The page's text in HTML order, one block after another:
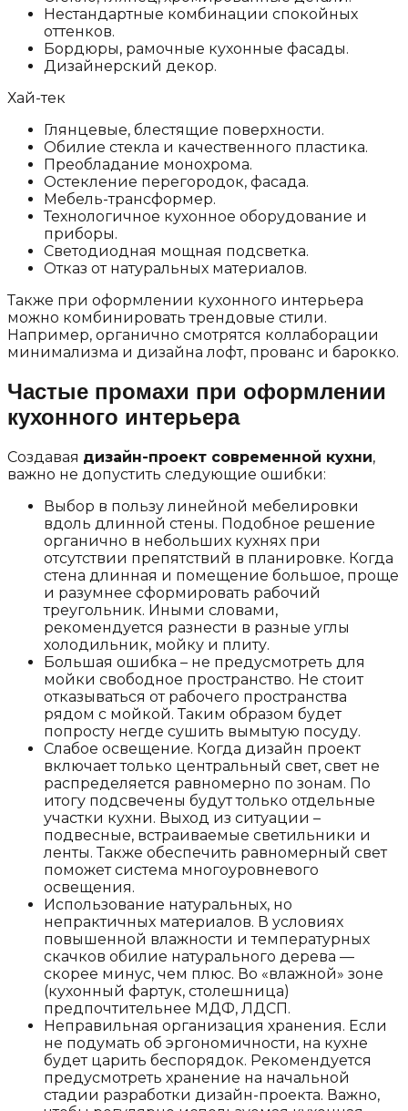
Нестандартные комбинации спокойных
оттенков.
Бордюры, рамочные кухонные фасады.
Дизайнерский декор.
Хай-тек
Глянцевые, блестящие поверхности.
Обилие стекла и качественного пластика.
Преобладание монохрома.
Остекление перегородок, фасада.
Мебель-трансформер.
Технологичное кухонное оборудование и
приборы.
Светодиодная мощная подсветка.
Отказ от натуральных материалов.
Также при оформлении кухонного интерьера
можно комбинировать трендовые стили.
Например, органично смотрятся коллаборации
минимализма и дизайна лофт, прованс и барокко.
Частые промахи при оформлении
кухонного интерьера
Создавая дизайн-проект современной кухни,
важно не допустить следующие ошибки:
Выбор в пользу линейной мебелировки
вдоль длинной стены. Подобное решение
органично в небольших кухнях при
отсутствии препятствий в планировке. Когда
стена длинная и помещение большое, проще
и разумнее сформировать рабочий
треугольник. Иными словами,
рекомендуется разнести в разные углы
холодильник, мойку и плиту.
Большая ошибка – не предусмотреть для
мойки свободное пространство. Не стоит
отказываться от рабочего пространства
рядом с мойкой. Таким образом будет
попросту негде сушить вымытую посуду.
Слабое освещение. Когда дизайн проект
включает только центральный свет, свет не
распределяется равномерно по зонам. По
итогу подсвечены будут только отдельные
участки кухни. Выход из ситуации –
подвесные, встраиваемые светильники и
ленты. Также обеспечить равномерный свет
поможет система многоуровневого
освещения.
Использование натуральных, но
непрактичных материалов. В условиях
повышенной влажности и температурных
скачков обилие натурального дерева —
скорее минус, чем плюс. Во «влажной» зоне
(кухонный фартук, столешница)
предпочтительнее МДФ, ЛДСП.
Неправильная организация хранения. Если
не подумать об эргономичности, на кухне
будет царить беспорядок. Рекомендуется
предусмотреть хранение на начальной
стадии разработки дизайн-проекта. Важно,